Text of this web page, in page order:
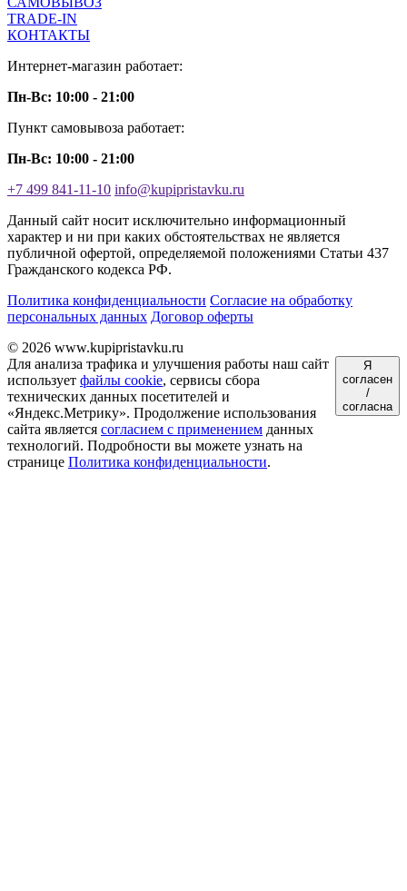
TRADE-IN
КОНТАКТЫ
Интернет-магазин работает:
Пн-Вс: 10:00 - 21:00
Пункт самовывоза работает:
Пн-Вс: 10:00 - 21:00
+7 499 841-11-10 info@kupipristavku.ru
Данный сайт носит исключительно информационный
характер и ни при каких обстоятельствах не является
публичной офертой, определяемой положениями Статьи 437
Гражданского кодекса РФ.
Политика конфиденциальности Согласие на обработку
персональных данных Договор оферты
© 2026 www.kupipristavku.ru
Для анализа трафика и улучшения работы наш сайт
использует файлы cookie, сервисы сбора
технических данных посетителей и
«Яндекс.Метрику». Продолжение использования
сайта является согласием с применением данных
технологий. Подробности вы можете узнать на
странице Политика конфиденциальности.
Я
согласен
/
согласна